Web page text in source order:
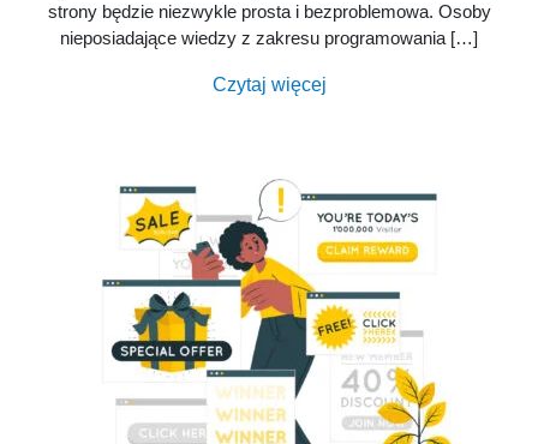
strony będzie niezwykle prosta i bezproblemowa. Osoby
nieposiadające wiedzy z zakresu programowania […]
Czytaj więcej